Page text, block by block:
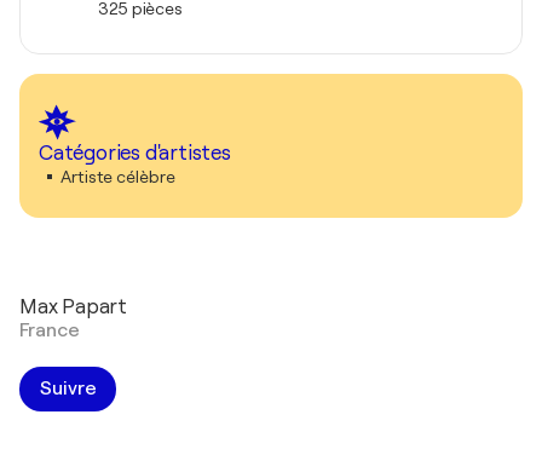
325 pièces
Catégories d'artistes
Artiste célèbre
Max Papart
France
Suivre